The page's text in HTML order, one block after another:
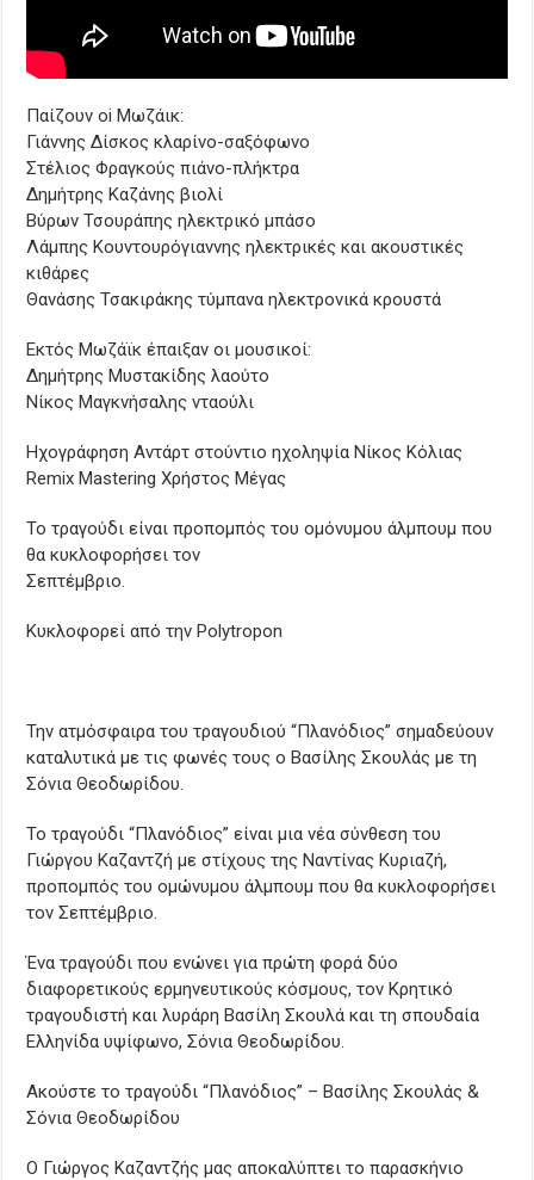
Παίζουν οi Μωζάικ:
Γιάννης Δίσκος κλαρίνο-σαξόφωνο
Στέλιος Φραγκούς πιάνο-πλήκτρα
Δημήτρης Καζάνης βιολί
Βύρων Τσουράπης ηλεκτρικό μπάσο
Λάμπης Κουντουρόγιαννης ηλεκτρικές και ακουστικές
κιθάρες
Θανάσης Τσακιράκης τύμπανα ηλεκτρονικά κρουστά
Εκτός Μωζάϊκ έπαιξαν οι μουσικοί:
Δημήτρης Μυστακίδης λαούτο
Νίκος Μαγκνήσαλης νταούλι
Ηχογράφηση Αντάρτ στούντιο ηχοληψία Νίκος Κόλιας
Remix Mastering Χρήστος Μέγας
Το τραγούδι είναι προπομπός του ομόνυμου άλμπουμ που
θα κυκλοφορήσει τον
Σεπτέμβριο.
Κυκλοφορεί από την Polytropon
Την ατμόσφαιρα του τραγουδιού “Πλανόδιος” σημαδεύουν
καταλυτικά με τις φωνές τους ο Βασίλης Σκουλάς με τη
Σόνια Θεοδωρίδου.
Το τραγούδι “Πλανόδιος” είναι μια νέα σύνθεση του
Γιώργου Καζαντζή με στίχους της Ναντίνας Κυριαζή,
προπομπός του ομώνυμου άλμπουμ που θα κυκλοφορήσει
τον Σεπτέμβριο.
Ένα τραγούδι που ενώνει για πρώτη φορά δύο
διαφορετικούς ερμηνευτικούς κόσμους, τον Κρητικό
τραγουδιστή και λυράρη Βασίλη Σκουλά και τη σπουδαία
Ελληνίδα υψίφωνο, Σόνια Θεοδωρίδου.
Ακούστε το τραγούδι “Πλανόδιος” – Βασίλης Σκουλάς &
Σόνια Θεοδωρίδου
Ο Γιώργος Καζαντζής μας αποκαλύπτει το παρασκήνιο